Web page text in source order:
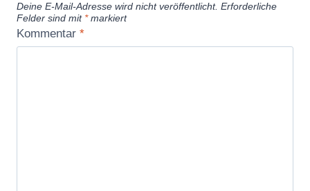
Deine E-Mail-Adresse wird nicht veröffentlicht. Erforderliche
Felder sind mit *markiert
Kommentar *